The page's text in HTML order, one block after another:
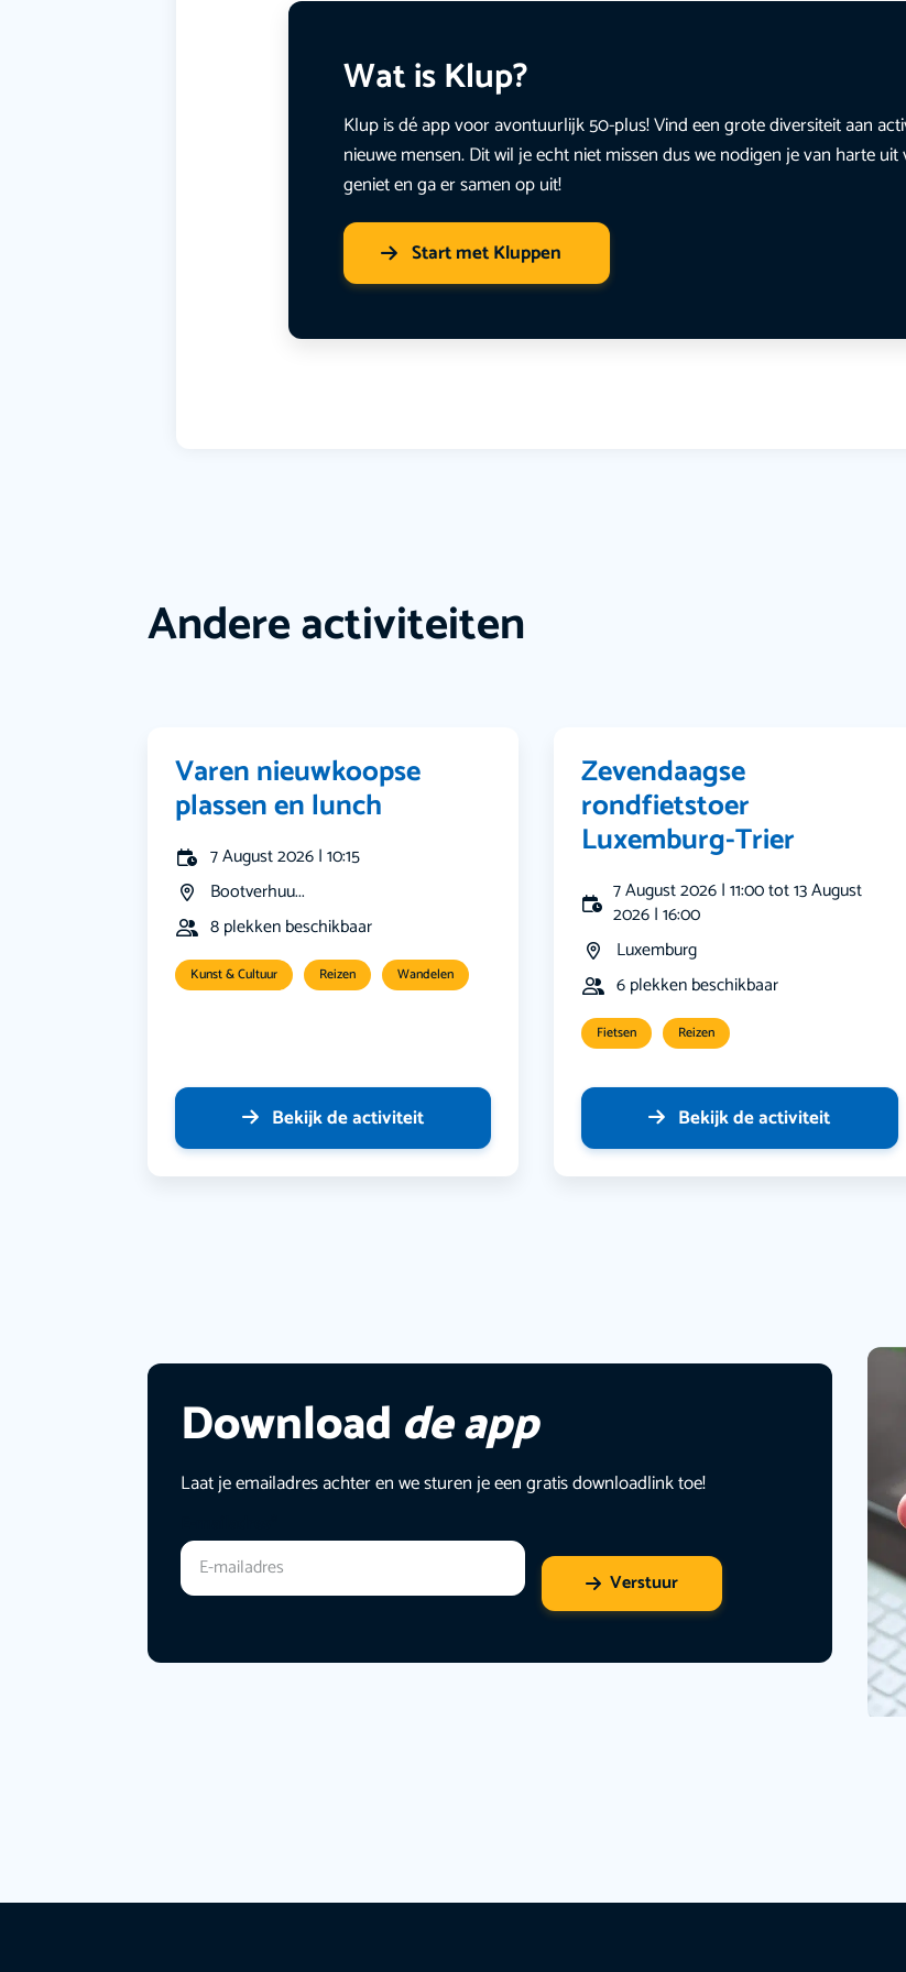
Wat is Klup?
Klup is dé app voor avontuurlijk 50-plus! Vind een grote diversiteit aan
nieuwe mensen. Dit wil je echt niet missen dus we nodigen je van harte
geniet en ga er samen op uit!
Start met Kluppen
Andere activiteiten
Varen nieuwkoopse
plassen en lunch
7 August 2026 | 10:15
Bootverhuu...
8 plekken beschikbaar
Kunst & Cultuur Reizen Wandelen
Bekijk de activiteit
Zevendaagse
rondfietstoer
Luxemburg-Trier
7 August 2026 | 11:00 tot 13 August
2026 | 16:00
Luxemburg
6 plekken beschikbaar
Fietsen Reizen
Bekijk de activiteit
Download de app
Laat je emailadres achter en we sturen je een gratis downloadlink toe!
Verstuur